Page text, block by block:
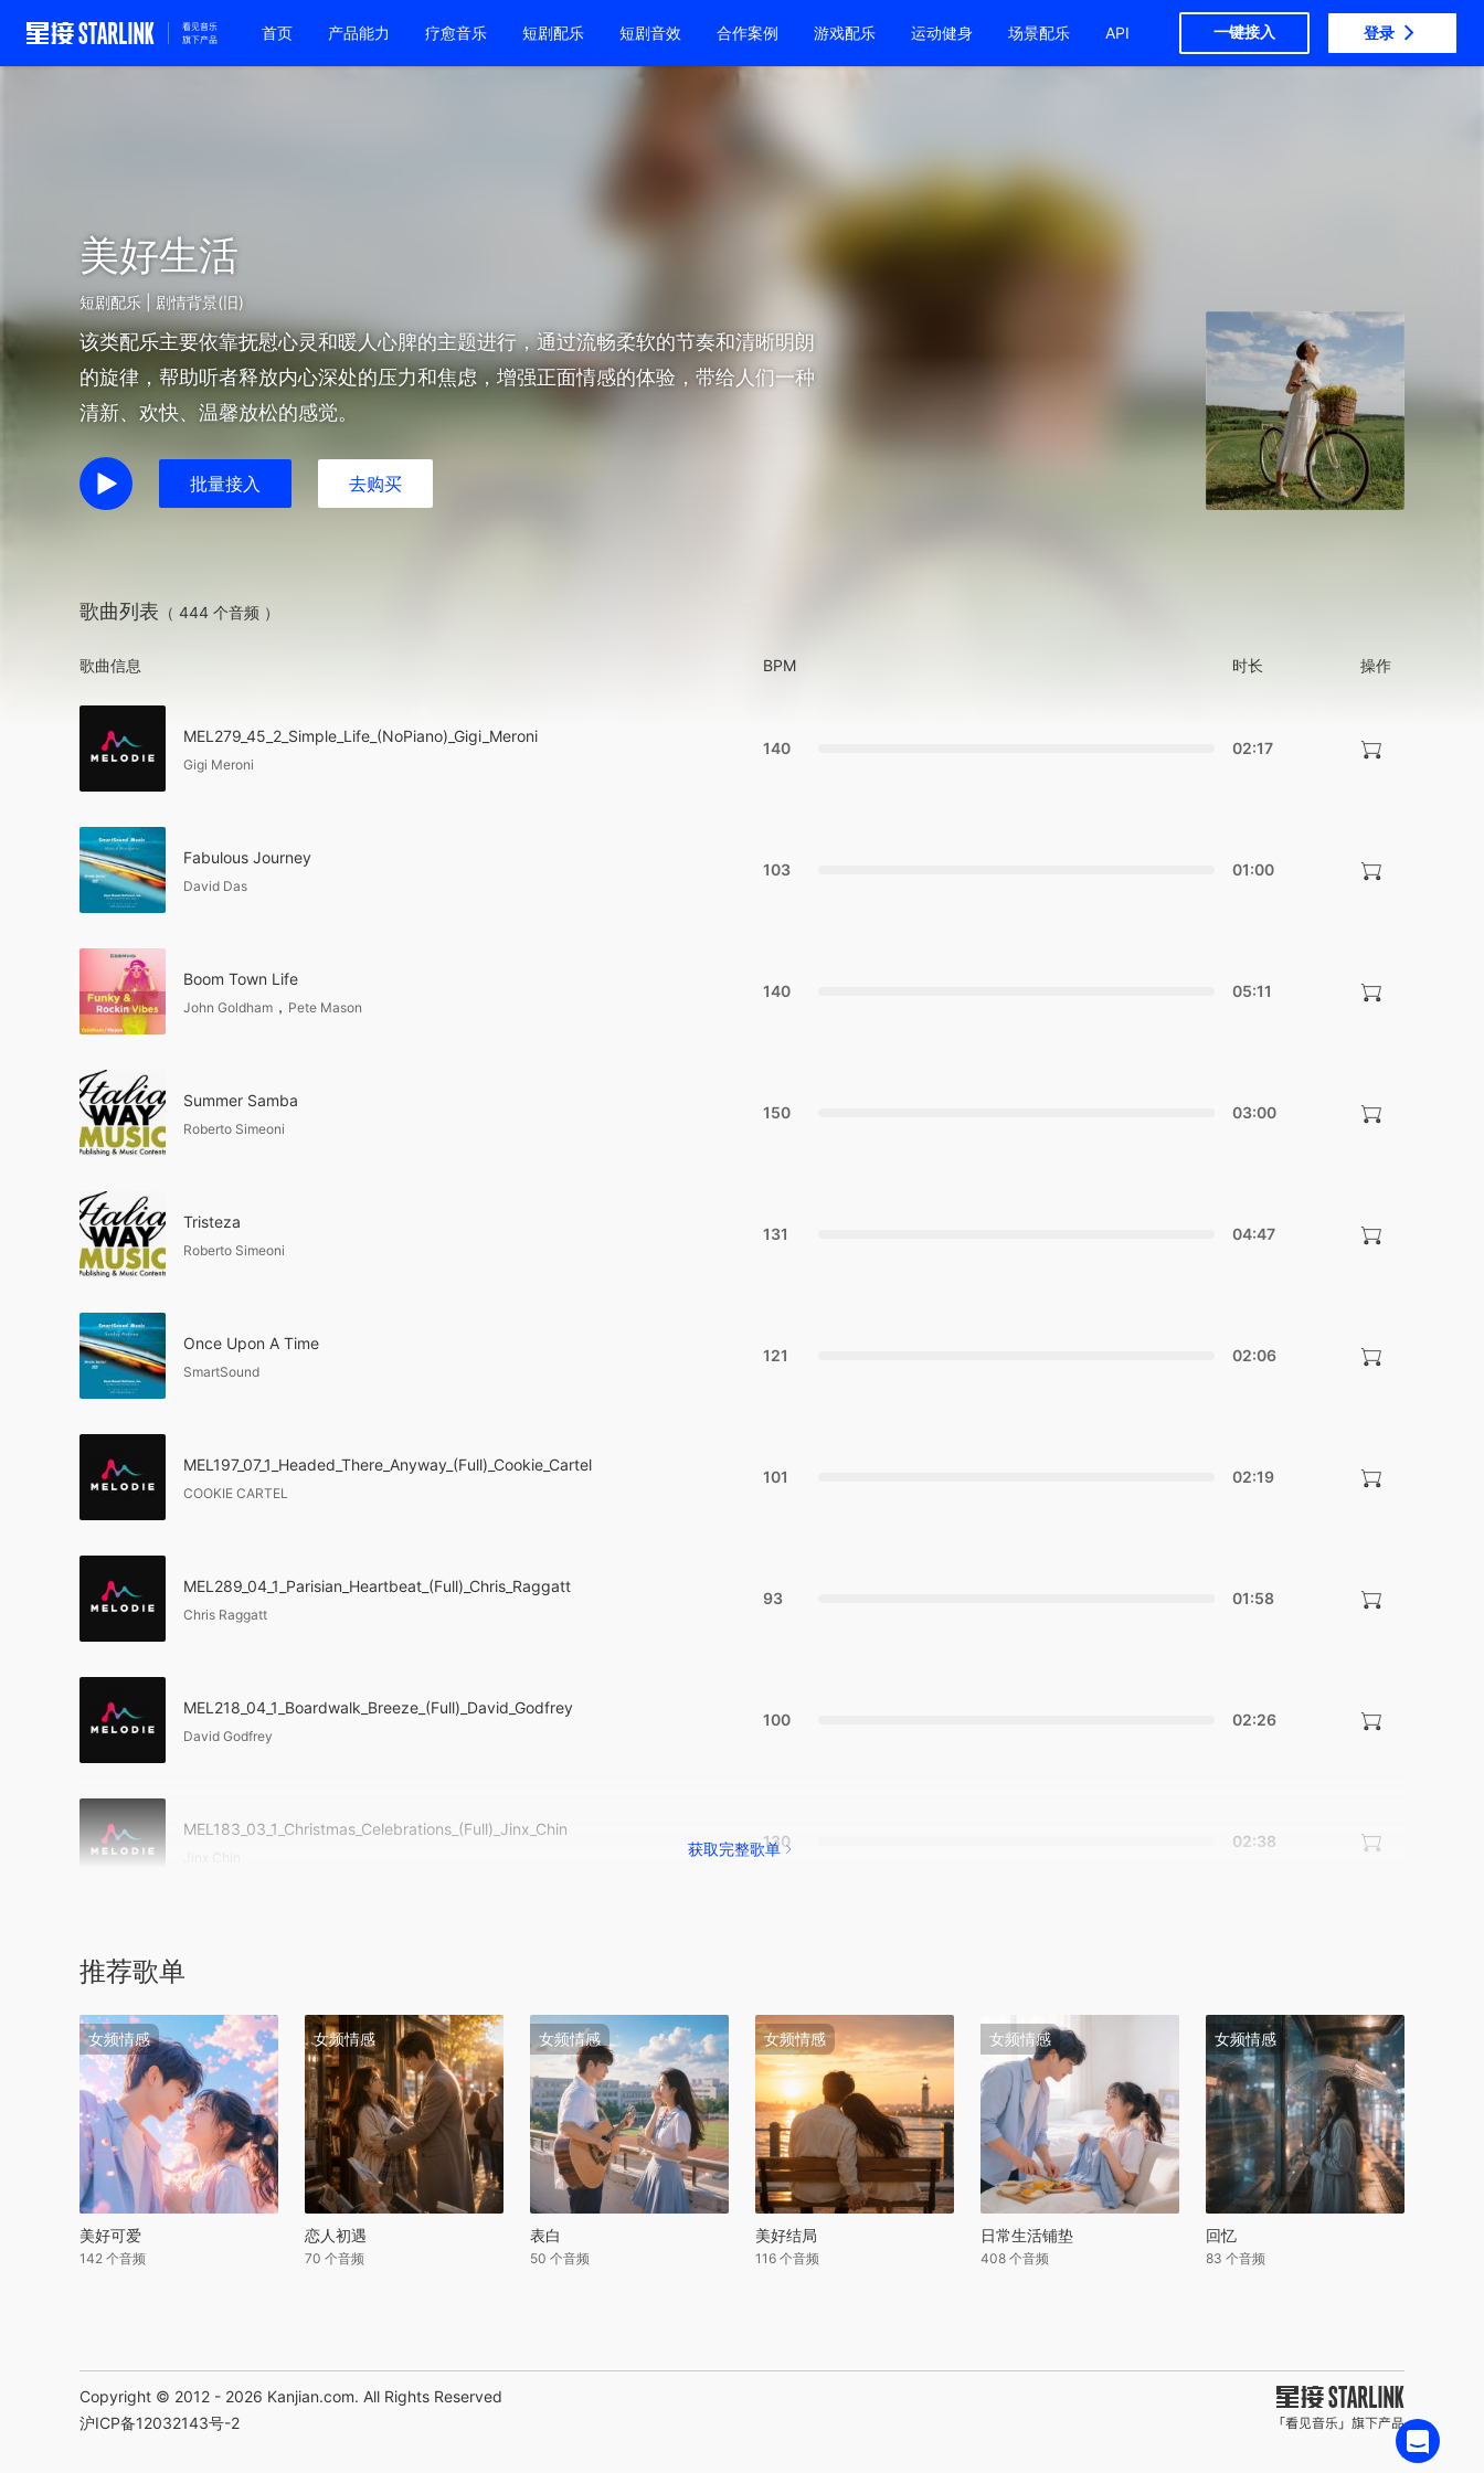
首页 产品能力 疗愈音乐 短剧配乐 短剧音效 合作案例 游戏配乐 运动健身 场景配乐 API 一键接入 登录
美好生活
短剧配乐 | 剧情背景(旧)
该类配乐主要依靠抚慰心灵和暖人心脾的主题进行，通过流畅柔软的节奏和清晰明朗
的旋律，帮助听者释放内心深处的压力和焦虑，增强正面情感的体验，带给人们一种
清新、欢快、温馨放松的感觉。
批量接入 去购买
歌曲列表 （ 444 个音频 ）
歌曲信息 BPM 时长 操作
MEL279_45_2_Simple_Life_(NoPiano)_Gigi_Meroni
Gigi Meroni
140 02:17
Fabulous Journey
David Das
103 01:00
Boom Town Life
John Goldham ， Pete Mason
140 05:11
Summer Samba
Roberto Simeoni
150 03:00
Tristeza
Roberto Simeoni
131 04:47
Once Upon A Time
SmartSound
121 02:06
MEL197_07_1_Headed_There_Anyway_(Full)_Cookie_Cartel
COOKIE CARTEL
101 02:19
MEL289_04_1_Parisian_Heartbeat_(Full)_Chris_Raggatt
Chris Raggatt
93 01:58
MEL218_04_1_Boardwalk_Breeze_(Full)_David_Godfrey
David Godfrey
100 02:26
MEL183_03_1_Christmas_Celebrations_(Full)_Jinx_Chin
130 02:38
获取完整歌单
推荐歌单
女频情感
美好可爱
142 个音频
女频情感
恋人初遇
70 个音频
女频情感
表白
50 个音频
女频情感
美好结局
116 个音频
女频情感
日常生活铺垫
408 个音频
女频情感
回忆
83 个音频
Copyright © 2012 - 2026 Kanjian.com. All Rights Reserved
沪ICP备12032143号-2